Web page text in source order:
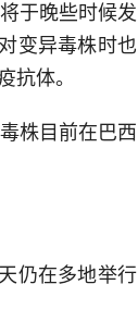
于晚些时候发
变异毒株时也
体。
株目前在巴西
仍在多地举行